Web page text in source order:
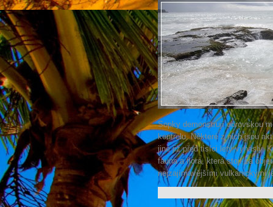
Sopky demonstrují obrovskou
kontrolu. Některé z nich jsou
jiné již před tisíci lety vyhasly.
fauna a flora, která stojí za
nejzajímavějšími vulkanickými